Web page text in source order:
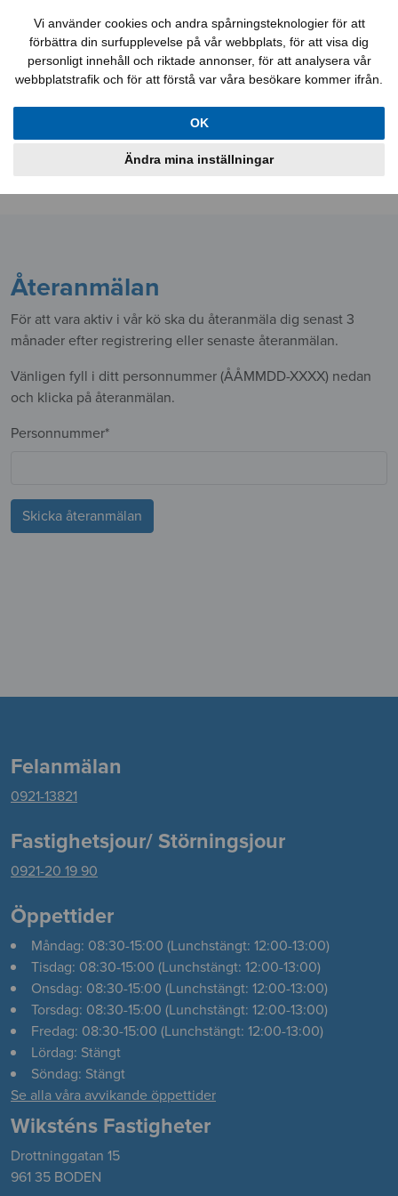
Vi använder cookies och andra spårningsteknologier för att
förbättra din surfupplevelse på vår webbplats, för att visa dig
personligt innehåll och riktade annonser, för att analysera vår
webbplatstrafik och för att förstå var våra besökare kommer ifrån.
OK
Ändra mina inställningar
Felanmälan Kontakt Mina sidor
Lägenheter
Bostadskö
Information
Om oss
Återanmälan
För att vara aktiv i vår kö ska du återanmäla dig senast 3
månader efter registrering eller senaste återanmälan.
Vänligen fyll i ditt personnummer (ÅÅMMDD-XXXX) nedan
och klicka på återanmälan.
Personnummer*
Skicka återanmälan
Felanmälan
0921-13821
Fastighetsjour/ Störningsjour
0921-20 19 90
Öppettider
Måndag: 08:30-15:00 (Lunchstängt: 12:00-13:00)
Tisdag: 08:30-15:00 (Lunchstängt: 12:00-13:00)
Onsdag: 08:30-15:00 (Lunchstängt: 12:00-13:00)
Torsdag: 08:30-15:00 (Lunchstängt: 12:00-13:00)
Fredag: 08:30-15:00 (Lunchstängt: 12:00-13:00)
Lördag: Stängt
Söndag: Stängt
Se alla våra avvikande öppettider
Wiksténs Fastigheter
Drottninggatan 15
961 35 BODEN